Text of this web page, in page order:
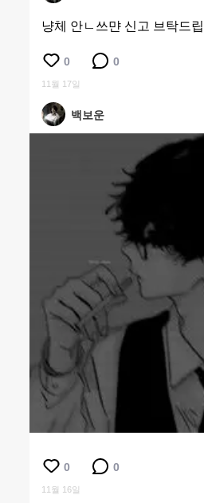
냥체 안ㄴ쓰먄 신고 브탁드
0 0
11월 17일
백보운
0 0
11월 16일